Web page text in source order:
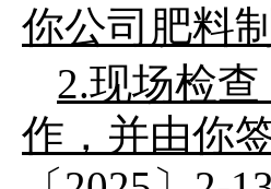
你公司 肥料
2.现场检
作，并由你